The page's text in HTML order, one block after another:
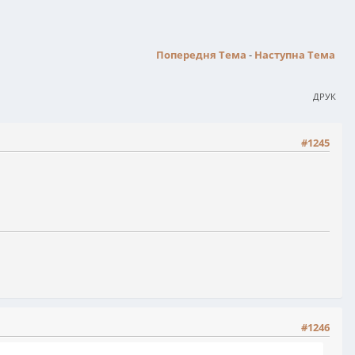
Попередня Тема - Наступна Тема
ДРУК
#1245
#1246